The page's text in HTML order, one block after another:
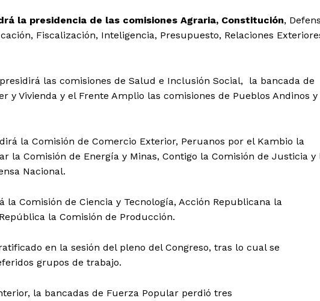
la presidencia de las comisiones Agraria, Constitución,
Fiscalización, Inteligencia, Presupuesto, Relaciones
las comisiones de Salud e Inclusión Social, la bancada de
y Vivienda y el Frente Amplio las comisiones de Pueblos Andinos y
la Comisión de Comercio Exterior, Peruanos por el Kambio la
la Comisión de Energía y Minas, Contigo la Comisión de Justicia y
Nacional.
Comisión de Ciencia y Tecnología, Acción Republicana la
la Comisión de Producción.
en la sesión del pleno del Congreso, tras lo cual se
grupos de trabajo.
la bancadas de Fuerza Popular perdió tres